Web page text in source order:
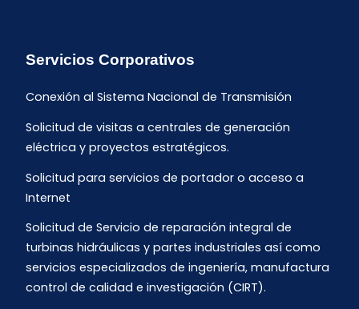
Servicios Corporativos
Conexión al Sistema Nacional de Transmisión
Solicitud de visitas a centrales de generación
eléctrica y proyectos estratégicos.
Solicitud para servicios de portador o acceso a
Internet
Solicitud de Servicio de reparación integral de
turbinas hidráulicas y partes industriales así como
servicios especializados de ingeniería, manufactura
control de calidad e investigación (CIRT).